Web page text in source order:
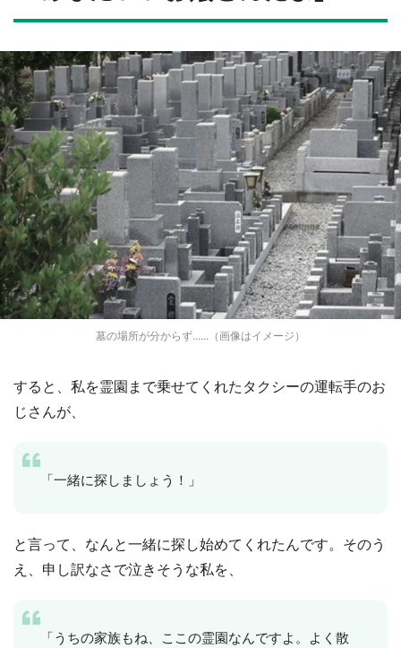
墓の場所が分からず......（画像はイメージ）
すると、私を霊園まで乗せてくれたタクシーの運転手のお
じさんが、
「一緒に探しましょう！」
と言って、なんと一緒に探し始めてくれたんです。そのう
え、申し訳なさで泣きそうな私を、
「うちの家族もね、ここの霊園なんですよ。よく散